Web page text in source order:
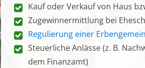
Kauf oder Verkauf von Haus
Zugewinnermittlung bei
Regulierung einer
Steuerliche Anlässe (z. B.
dem Finanzamt)